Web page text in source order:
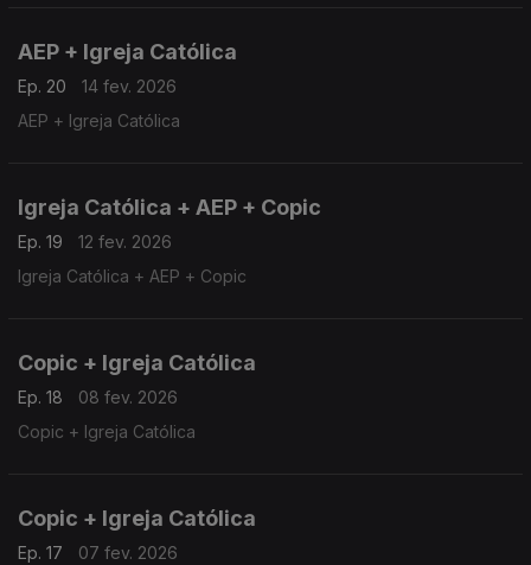
AEP + Igreja Católica
Ep. 20
14 fev. 2026
AEP + Igreja Católica
Igreja Católica + AEP + Copic
Ep. 19
12 fev. 2026
Igreja Católica + AEP + Copic
Copic + Igreja Católica
Ep. 18
08 fev. 2026
Copic + Igreja Católica
Copic + Igreja Católica
Ep. 17
07 fev. 2026